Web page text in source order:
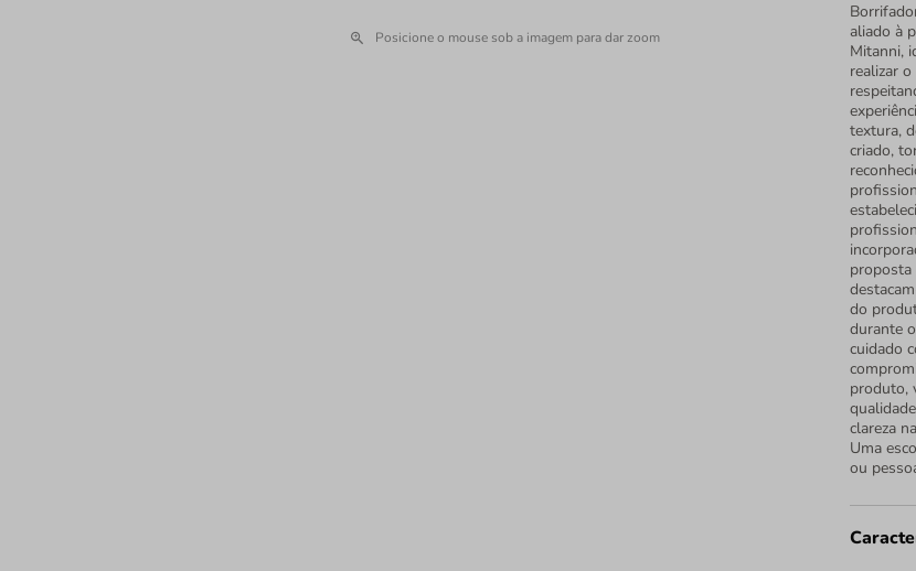
Posicione o mouse sob a imagem para dar zoom
aliado à
Mitanni,
realizar
textura,
criado,
proposta
do
durante
cuidado
produto,
clareza
Uma
ou